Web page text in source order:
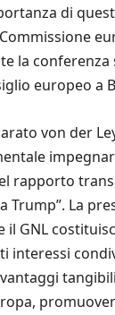
di
la
europeo a
von der
rapporto
Trump”. La
il GNL
interessi